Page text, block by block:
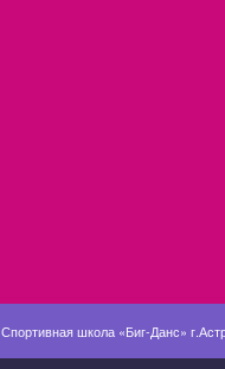
Спортивная школа «Биг-Данс»